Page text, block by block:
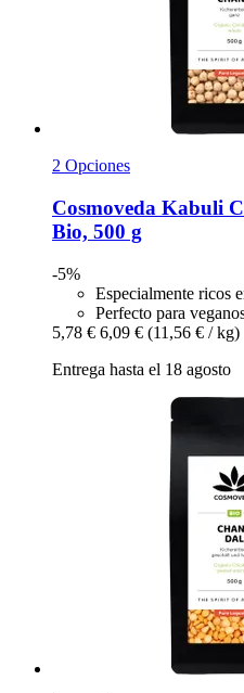
2 Opciones
Cosmoveda Kabuli
Bio, 500 g
-5%
Especialmente ricos
Perfecto para
5,78 € 6,09 € (11,56 € / kg)
Entrega hasta el 18 agosto